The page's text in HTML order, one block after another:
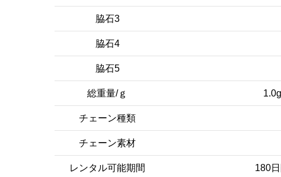
脇石3
脇石4
脇石5
総重量/ｇ 1.0g
チェーン種類
チェーン素材
レンタル可能期間 180